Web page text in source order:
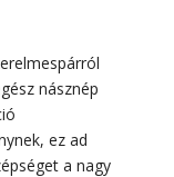
násznép
ez ad
a nagy